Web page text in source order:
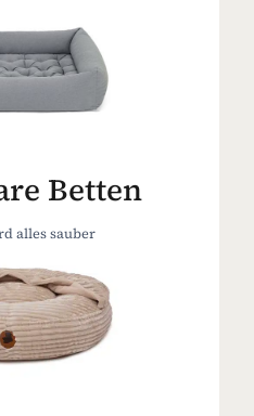
Betten
alles sauber